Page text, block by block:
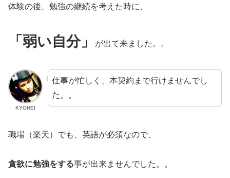
体験の後、勉強の継続を考えた時に、
「弱い自分」 が出て来ました。。
KYOHEI
仕事が忙しく、本契約まで行けませんでし
た。。
職場（楽天）でも、英語が必須なので、
貪欲に勉強をする事が出来ませんでした。。